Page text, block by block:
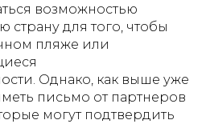
возможностью
страну для того, чтобы
пляже или
Однако, как выше уже
письмо от партнеров
могут подтвердить